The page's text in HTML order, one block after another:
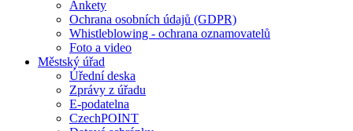
Ankety
Ochrana osobních údajů (GDPR)
Whistleblowing - ochrana oznamovatelů
Foto a video
Městský úřad
Úřední deska
Zprávy z úřadu
E-podatelna
CzechPOINT